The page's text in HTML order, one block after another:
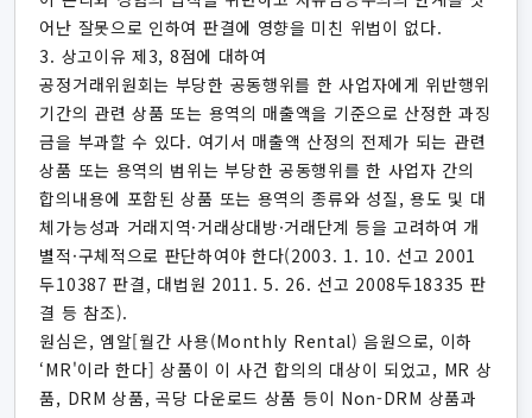
어난 잘못으로 인하여 판결에 영향을 미친 위법이 없다.
3. 상고이유 제3, 8점에 대하여
공정거래위원회는 부당한 공동행위를 한 사업자에게 위반행위
기간의 관련 상품 또는 용역의 매출액을 기준으로 산정한 과징
금을 부과할 수 있다. 여기서 매출액 산정의 전제가 되는 관련
상품 또는 용역의 범위는 부당한 공동행위를 한 사업자 간의
합의내용에 포함된 상품 또는 용역의 종류와 성질, 용도 및 대
체가능성과 거래지역·거래상대방·거래단계 등을 고려하여 개
별적·구체적으로 판단하여야 한다(2003. 1. 10. 선고 2001
두10387 판결, 대법원 2011. 5. 26. 선고 2008두18335 판
결 등 참조).
원심은, 엠알[월간 사용(Monthly Rental) 음원으로, 이하
‘MR'이라 한다] 상품이 이 사건 합의의 대상이 되었고, MR 상
품, DRM 상품, 곡당 다운로드 상품 등이 Non-DRM 상품과